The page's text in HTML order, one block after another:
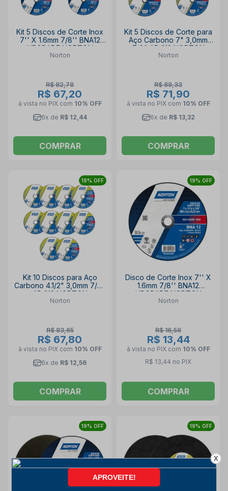
Kit 5 Discos de Corte Inox
7'' X 1.6mm 7/8'' BNA12
UPGRADE NORTON
Norton
R$ 82,78
R$ 67,20
à vista no PIX com 10% OFF
6x de R$ 12,44
COMPRAR
Kit 5 Discos de Corte para
Aço Carbono 7" 3,0mm
7/8" AR 312 NORTON
Norton
R$ 88,33
R$ 71,90
à vista no PIX com 10% OFF
6x de R$ 13,32
COMPRAR
19% OFF
Kit 10 Discos para Aço
Carbono 4.1/2" 3,0mm 7/8"
AR 312 NORTON
Norton
R$ 83,65
R$ 67,80
à vista no PIX com 10% OFF
6x de R$ 12,56
COMPRAR
19% OFF
Disco de Corte Inox 7'' X
1.6mm 7/8'' BNA12
UPGRADE NORTON
Norton
R$ 16,56
R$ 13,44
à vista no PIX com 10% OFF
R$ 13,44 no PIX
COMPRAR
19% OFF 19% OFF
X